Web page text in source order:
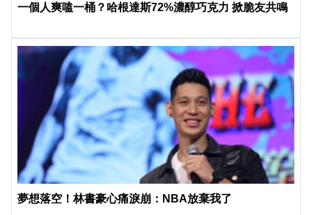
一個人爽嗑一桶？哈根達斯72%濃醇巧克力 掀脆友共鳴
夢想落空！林書豪心痛淚崩：NBA放棄我了